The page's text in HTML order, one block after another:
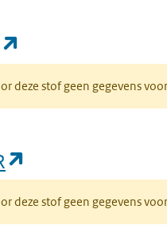
deze stof geen gegevens
deze stof geen gegevens